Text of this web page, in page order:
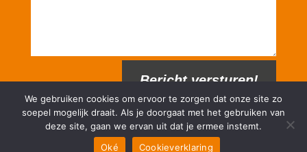
Bericht versturen!
We gebruiken cookies om ervoor te zorgen dat onze site zo
soepel mogelijk draait. Als je doorgaat met het gebruiken van
deze site, gaan we ervan uit dat je ermee instemt.
Oké
Cookieverklaring